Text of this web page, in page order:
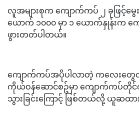
လူအများစုက ကျောက်ကပ် ၂ ခုဖြင့်မွေ
ယောက် ၁၀၀၀ မှာ ၁ ယောက်နှုန်းက ကျ
ဖွားတတ်ပါတယ်။
ကျောက်ကပ်အပိုပါလာတဲ့ ကလေးတွေလ
ကိုယ်ဝန်ဆောင်စဥ်မှာ ကျောက်ကပ်
သွားခြင်းကြောင့် ဖြစ်တယ်လို့ ယူဆထာ